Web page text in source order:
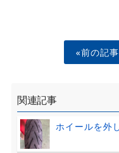
«前の記事
関連記事
ホイールを外